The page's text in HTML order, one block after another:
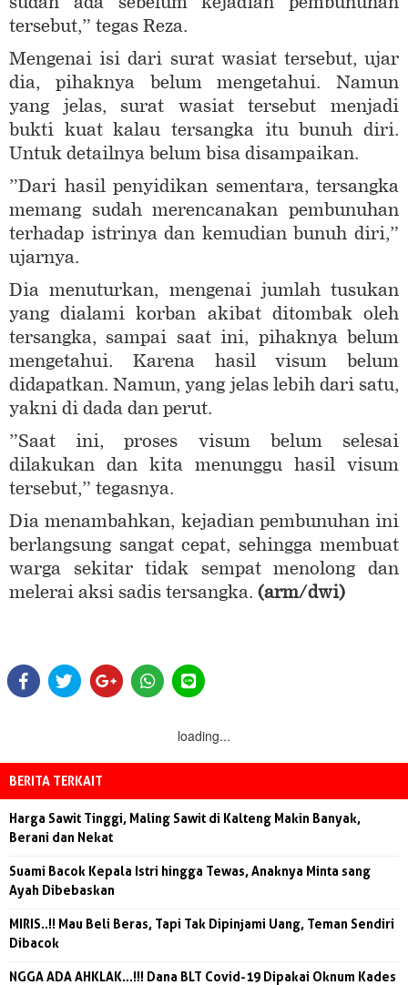
tersebut,” tegas Reza.
Mengenai isi dari surat wasiat tersebut, ujar
dia, pihaknya belum mengetahui. Namun
yang jelas, surat wasiat tersebut menjadi
bukti kuat kalau tersangka itu bunuh diri.
Untuk detailnya belum bisa disampaikan.
”Dari hasil penyidikan sementara, tersangka
memang sudah merencanakan pembunuhan
terhadap istrinya dan kemudian bunuh diri,”
ujarnya.
Dia menuturkan, mengenai jumlah tusukan
yang dialami korban akibat ditombak oleh
tersangka, sampai saat ini, pihaknya belum
mengetahui. Karena hasil visum belum
didapatkan. Namun, yang jelas lebih dari satu,
yakni di dada dan perut.
”Saat ini, proses visum belum selesai
dilakukan dan kita menunggu hasil visum
tersebut,” tegasnya.
Dia menambahkan, kejadian pembunuhan ini
berlangsung sangat cepat, sehingga membuat
warga sekitar tidak sempat menolong dan
melerai aksi sadis tersangka. (arm/dwi)
loading...
BERITA TERKAIT
Harga Sawit Tinggi, Maling Sawit di Kalteng Makin Banyak,
Berani dan Nekat
Suami Bacok Kepala Istri hingga Tewas, Anaknya Minta sang
Ayah Dibebaskan
MIRIS..!! Mau Beli Beras, Tapi Tak Dipinjami Uang, Teman Sendiri
Dibacok
NGGA ADA AHKLAK...!!! Dana BLT Covid-19 Dipakai Oknum Kades